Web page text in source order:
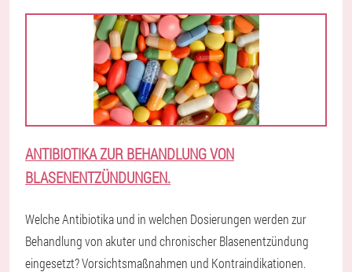
ANTIBIOTIKA ZUR BEHANDLUNG VON
BLASENENTZÜNDUNGEN.
Welche Antibiotika und in welchen Dosierungen werden zur
Behandlung von akuter und chronischer Blasenentzündung
eingesetzt? Vorsichtsmaßnahmen und Kontraindikationen.